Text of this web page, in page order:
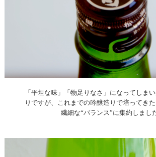
「平坦な味」「物足りなさ」になってしま
りですが、これまでの吟醸造りで培ってき
繊細な“バランス”に集約しました